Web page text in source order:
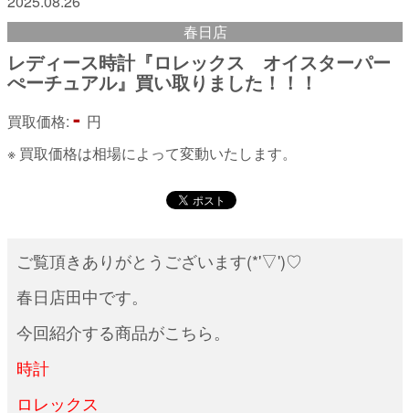
春日店
レディース時計『ロレックス オイスターパー
ぺーチュアル』買い取りました！！！
買取価格: - 円
※ 買取価格は相場によって変動いたします。
ご覧頂きありがとうございます(*'▽')♡
春日店田中です。
今回紹介する商品がこちら。
時計
ロレックス